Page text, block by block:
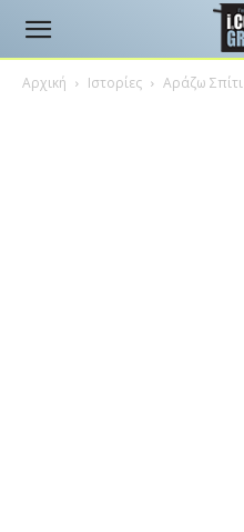
Αρχική Ιστορίες Αράζω Σπίτι